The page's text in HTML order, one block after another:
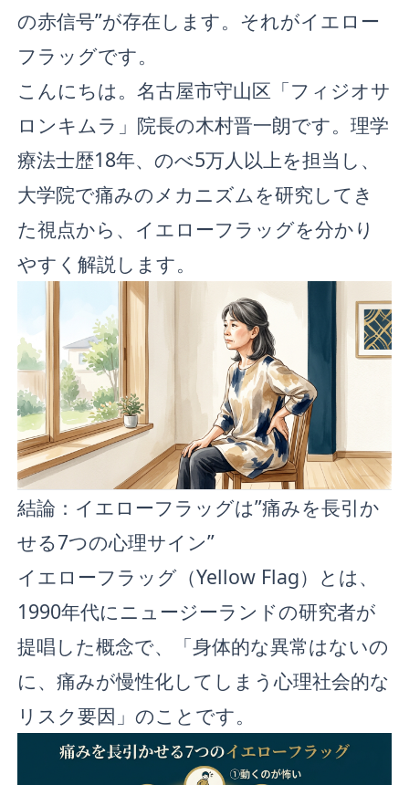
の赤信号”が存在します。それがイエロー
フラッグです。
こんにちは。名古屋市守山区「フィジオサ
ロンキムラ」院長の木村晋一朗です。理学
療法士歴18年、のべ5万人以上を担当し、
大学院で痛みのメカニズムを研究してき
た視点から、イエローフラッグを分かり
やすく解説します。
結論：イエローフラッグは”痛みを長引か
せる7つの心理サイン”
イエローフラッグ（Yellow Flag）とは、
1990年代にニュージーランドの研究者が
提唱した概念で、「身体的な異常はないの
に、痛みが慢性化してしまう心理社会的な
リスク要因」のことです。